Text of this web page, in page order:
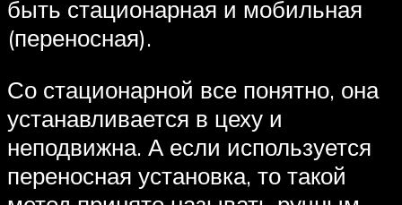
быть стационарная и мобильная
(переносная).
Со стационарной все понятно, она
устанавливается в цеху и
неподвижна. А если используется
переносная установка, то такой